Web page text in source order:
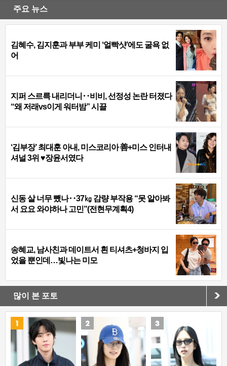
주요 뉴스
김혜수, 김지훈과 부부 케미 ‘얼빡샷’에도 굴욕 없
어
지퍼 스르륵 내리더니‥비비, 선정성 논란 터졌다
“왜 저래vs이게 워터밤” 시끌
‘김부장’ 최대훈 아내, 미스코리아 善+미스 인터내
셔널 3위 ♥장윤서였다
신동 살 너무 뺐나‥37㎏ 감량 부작용 “못 알아봐
서 요요 와야하나 고민”(전현무계획4)
송혜교, 남사친과 데이트서 흰 티셔츠+청바지 입
었을 뿐인데…빛나는 미모
많이 본 포토